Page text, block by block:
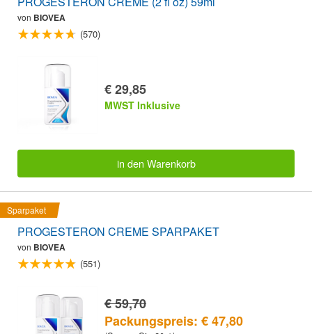
von BIOVEA
(570)
€ 29,85
MWST Inklusive
in den Warenkorb
Sparpaket
PROGESTERON CREME SPARPAKET
von BIOVEA
(551)
€ 59,70
Packungspreis: € 47,80